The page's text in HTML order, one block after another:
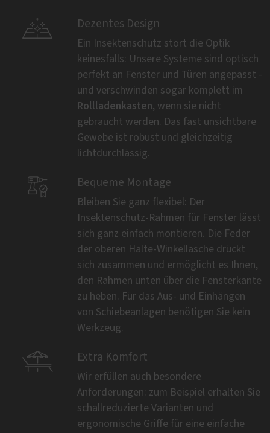
 Dezentes Design
Ein Insektenschutz stört die Optik
keinesfalls: Unsere Systeme sind optisch
perfekt an Fenster und Türen angepasst -
und verschwinden sogar komplett im
Rollladenkasten, wenn sie nicht
gebraucht werden. Das fast unsichtbare
Gewebe ist robust und gleichzeitig
lichtdurchlässig.
 Bequeme Montage
Bleiben Sie ganz flexibel: Der
Insektenschutz-Rahmen für Fenster lässt
sich ganz einfach montieren. Die Feder
der oberen Halte-Winkellasche drückt
sich zusammen und ermöglicht es Ihnen,
den Rahmen unten über die Fensterkante
zu heben. Für das Aus- und Einhängen
von Schiebeanlagen benötigen Sie kein
Werkzeug.
 Extra Komfort
Wir erfüllen auch besondere
Anforderungen: zum Beispiel erhalten Sie
schallreduzierte Varianten und
ergonomische Griffe für eine einfache